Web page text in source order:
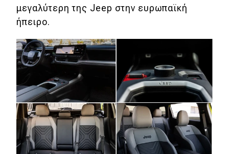
μεγαλύτερη της Jeep στην ευρωπαϊκή
ήπειρο.